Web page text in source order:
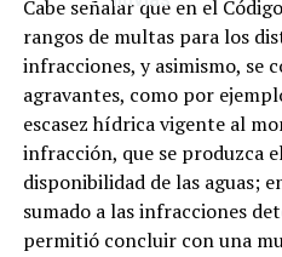
Cabe señalar que en el
rangos de multas para los
infracciones, y asimismo, se
agravantes, como por
escasez hídrica vigente al
infracción, que se produzca
disponibilidad de las aguas;
sumado a las infracciones
permitió concluir con una